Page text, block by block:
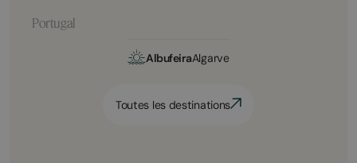
Portugal
AlbufeiraAlgarve
Toutes les destinations